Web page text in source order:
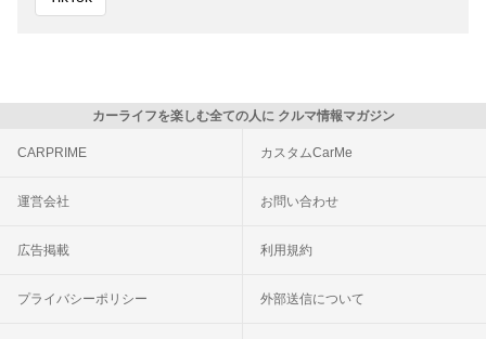
カーライフを楽しむ全ての人に クルマ情報マガジン
CARPRIME カスタムCarMe
運営会社 お問い合わせ
広告掲載 利用規約
プライバシーポリシー 外部送信について